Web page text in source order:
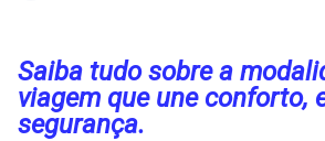
Saiba tudo sobre a
viagem que une conforto,
segurança.